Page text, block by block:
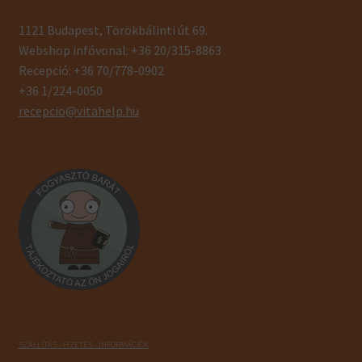
1121 Budapest, Törökbálinti út 69.
Webshop infóvonal: +36 20/315-8863
Recepció: +36 70/778-0902
+36 1/224-0050
recepcio@vitahelp.hu
SZÁLLÍTÁS - FIZETÉS - INFORMÁCIÓK